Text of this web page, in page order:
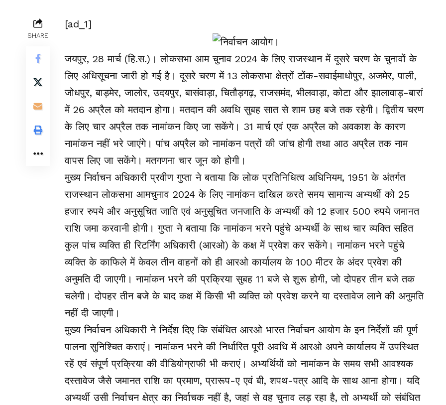
SHARE
[ad_1]
जयपुर, 28 मार्च (हि.स.)। लोकसभा आम चुनाव 2024 के लिए राजस्थान में दूसरे चरण के चुनावों के
लिए अधिसूचना जारी हो गई है। दूसरे चरण में 13 लोकसभा क्षेत्रों टोंक-सवाईमाधोपुर, अजमेर, पाली,
जोधपुर, बाड़मेर, जालोर, उदयपुर, बासंवाड़ा, चितौड़गढ़, राजसमंद, भीलवाड़ा, कोटा और झालावाड़-बारां
में 26 अप्रैल को मतदान होगा। मतदान की अवधि सुबह सात से शाम छह बजे तक रहेगी। द्वितीय चरण
के लिए चार अप्रैल तक नामांकन किए जा सकेंगे। 31 मार्च एवं एक अप्रैल को अवकाश के कारण
नामांकन नहीं भरे जाएंगे। पांच अप्रैल को नामांकन पत्रों की जांच होगी तथा आठ अप्रैल तक नाम
वापस लिए जा सकेंगे। मतगणना चार जून को होगी।
मुख्य निर्वाचन अधिकारी प्रवीण गुप्ता ने बताया कि लोक प्रतिनिधित्व अधिनियम, 1951 के अंतर्गत
राजस्थान लोकसभा आमचुनाव 2024 के लिए नामांकन दाखिल करते समय सामान्य अभ्यर्थी को 25
हजार रुपये और अनुसूचित जाति एवं अनुसूचित जनजाति के अभ्यर्थी को 12 हजार 500 रुपये जमानत
राशि जमा करवानी होगी। गुप्ता ने बताया कि नामांकन भरने पहुंचे अभ्यर्थी के साथ चार व्यक्ति सहित
कुल पांच व्यक्ति ही रिटर्निंग अधिकारी (आरओ) के कक्ष में प्रवेश कर सकेंगे। नामांकन भरने पहुंचे
व्यक्ति के काफिले में केवल तीन वाहनों को ही आरओ कार्यालय के 100 मीटर के अंदर प्रवेश की
अनुमति दी जाएगी। नामांकन भरने की प्रक्रिया सुबह 11 बजे से शुरू होगी, जो दोपहर तीन बजे तक
चलेगी। दोपहर तीन बजे के बाद कक्ष में किसी भी व्यक्ति को प्रवेश करने या दस्तावेज लाने की अनुमति
नहीं दी जाएगी।
मुख्य निर्वाचन अधिकारी ने निर्देश दिए कि संबंधित आरओ भारत निर्वाचन आयोग के इन निर्देशों की पूर्ण
पालना सुनिश्चित कराएं। नामांकन भरने की निर्धारित पूरी अवधि में आरओ अपने कार्यालय में उपस्थित
रहें एवं संपूर्ण प्रक्रिया की वीडियोग्राफी भी कराएं। अभ्यर्थियों को नामांकन के समय सभी आवश्यक
दस्तावेज जैसे जमानत राशि का प्रमाण, प्रारूप-ए एवं बी, शपथ-पत्र आदि के साथ आना होगा। यदि
अभ्यर्थी उसी निर्वाचन क्षेत्र का निर्वाचक नहीं है, जहां से वह चुनाव लड़ रहा है, तो अभ्यर्थी को संबंधित